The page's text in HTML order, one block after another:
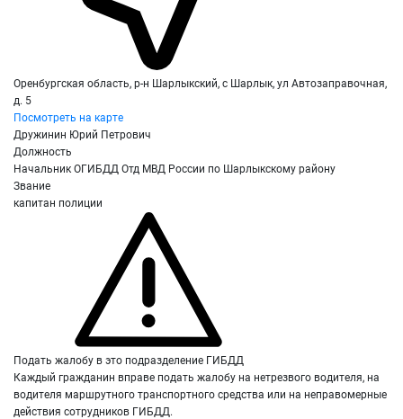
Оренбургская область, р-н Шарлыкский, с Шарлык, ул Автозаправочная,
д. 5
Посмотреть на карте
Дружинин Юрий Петрович
Должность
Начальник ОГИБДД Отд МВД России по Шарлыкскому району
Звание
капитан полиции
Подать жалобу в это подразделение ГИБДД
Каждый гражданин вправе подать жалобу на нетрезвого водителя, на
водителя маршрутного транспортного средства или на неправомерные
действия сотрудников ГИБДД.